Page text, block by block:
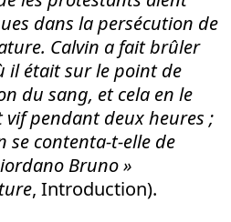
dans la persécution de
Calvin a fait brûler
il était sur le point de
du sang, et cela en le
pendant deux heures ;
se contenta-t-elle de
Bruno»
, Introduction).